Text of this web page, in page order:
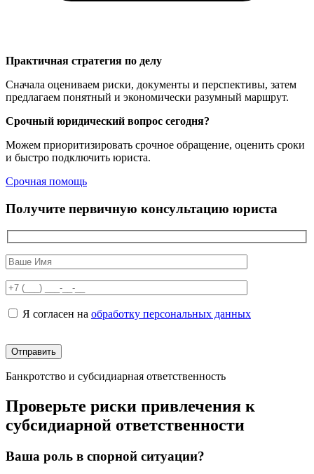
Практичная стратегия по делу
Сначала оцениваем риски, документы и перспективы, затем
предлагаем понятный и экономически разумный маршрут.
Срочный юридический вопрос сегодня?
Можем приоритизировать срочное обращение, оценить сроки
и быстро подключить юриста.
Срочная помощь
Получите первичную консультацию юриста
Я согласен на обработку персональных данных
Банкротство и субсидиарная ответственность
Проверьте риски привлечения к
субсидиарной ответственности
Ваша роль в спорной ситуации?